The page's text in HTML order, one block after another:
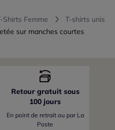
Shirts Femme
T-shirts unis
sur manches courtes
Retour gratuit sous
100 jours
En point de retrait ou par La
Poste